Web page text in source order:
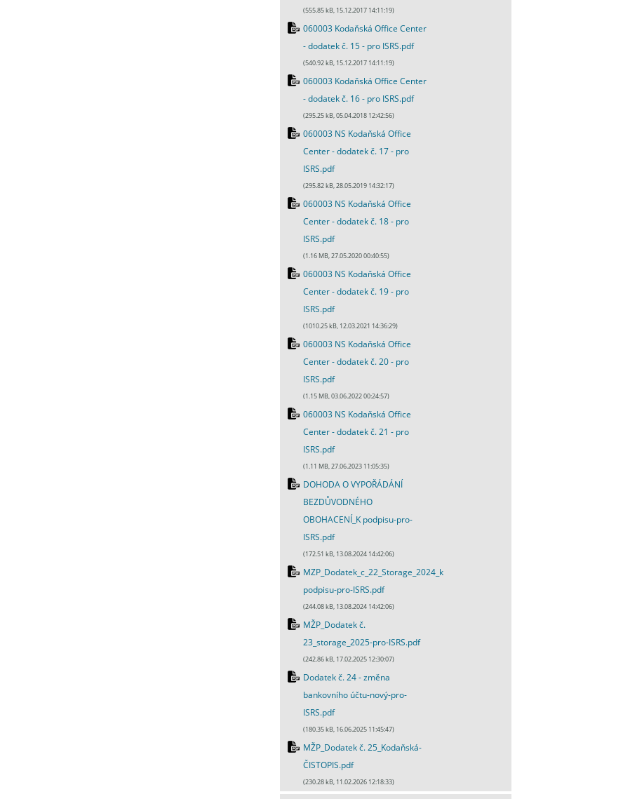
(555.85 kB, 15.12.2017 14:11:19)
060003 Kodaňská Office Center
- dodatek č. 15 - pro ISRS.pdf
(540.92 kB, 15.12.2017 14:11:19)
060003 Kodaňská Office Center
- dodatek č. 16 - pro ISRS.pdf
(295.25 kB, 05.04.2018 12:42:56)
060003 NS Kodaňská Office
Center - dodatek č. 17 - pro
ISRS.pdf
(295.82 kB, 28.05.2019 14:32:17)
060003 NS Kodaňská Office
Center - dodatek č. 18 - pro
ISRS.pdf
(1.16 MB, 27.05.2020 00:40:55)
060003 NS Kodaňská Office
Center - dodatek č. 19 - pro
ISRS.pdf
(1010.25 kB, 12.03.2021 14:36:29)
060003 NS Kodaňská Office
Center - dodatek č. 20 - pro
ISRS.pdf
(1.15 MB, 03.06.2022 00:24:57)
060003 NS Kodaňská Office
Center - dodatek č. 21 - pro
ISRS.pdf
(1.11 MB, 27.06.2023 11:05:35)
DOHODA O VYPOŘÁDÁNÍ
BEZDŮVODNÉHO
OBOHACENÍ_K podpisu-pro-
ISRS.pdf
(172.51 kB, 13.08.2024 14:42:06)
MZP_Dodatek_c_22_Storage_2024_k
podpisu-pro-ISRS.pdf
(244.08 kB, 13.08.2024 14:42:06)
MŽP_Dodatek č.
23_storage_2025-pro-ISRS.pdf
(242.86 kB, 17.02.2025 12:30:07)
Dodatek č. 24 - změna
bankovního účtu-nový-pro-
ISRS.pdf
(180.35 kB, 16.06.2025 11:45:47)
MŽP_Dodatek č. 25_Kodaňská-
ČISTOPIS.pdf
(230.28 kB, 11.02.2026 12:18:33)